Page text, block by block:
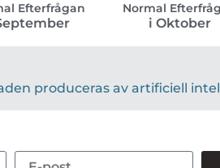
Efterfrågan Normal
i Oktober
produceras av artificiell